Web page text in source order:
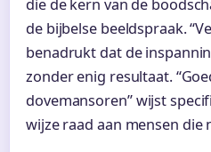
die de kern van de
de bijbelse beeldspraak.
benadrukt dat de
zonder enig resultaat.
dovemansoren” wijst
wijze raad aan mensen die